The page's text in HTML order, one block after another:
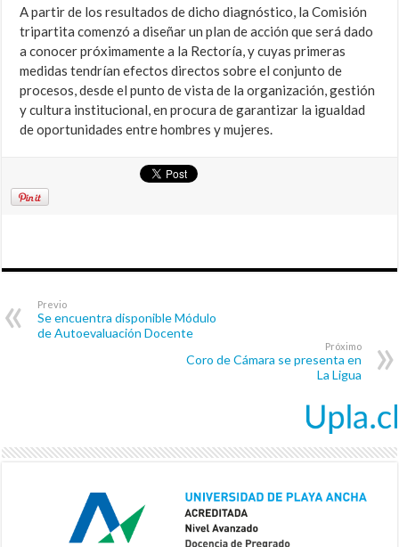
A partir de los resultados de dicho diagnóstico, la Comisión
tripartita comenzó a diseñar un plan de acción que será dado
a conocer próximamente a la Rectoría, y cuyas primeras
medidas tendrían efectos directos sobre el conjunto de
procesos, desde el punto de vista de la organización, gestión
y cultura institucional, en procura de garantizar la igualdad
de oportunidades entre hombres y mujeres.
Previo
Se encuentra disponible Módulo
de Autoevaluación Docente
Próximo
Coro de Cámara se presenta en
La Ligua